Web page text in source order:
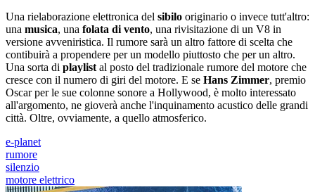
Una rielaborazione elettronica del sibilo originario o invece tutt'altro:
una musica, una folata di vento, una rivisitazione di un V8 in
versione avveniristica. Il rumore sarà un altro fattore di scelta che
contibuirà a propendere per un modello piuttosto che per un altro.
Una sorta di playlist al posto del tradizionale rumore del motore che
cresce con il numero di giri del motore. E se Hans Zimmer, premio
Oscar per le sue colonne sonore a Hollywood, è molto interessato
all'argomento, ne gioverà anche l'inquinamento acustico delle grandi
città. Oltre, ovviamente, a quello atmosferico.
e-planet
rumore
silenzio
motore elettrico